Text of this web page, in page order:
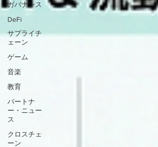
ガバナンス
DeFi
サプライチ
ェーン
ゲーム
音楽
教育
パートナ
ー・ニュー
ス
クロスチェ
ーン